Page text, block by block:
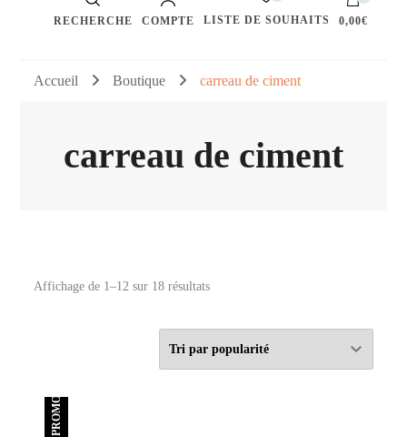
RECHERCHE COMPTE LISTE DE SOUHAITS 0,00€
Accueil Boutique carreau de ciment
carreau de ciment
Affichage de 1–12 sur 18 résultatsTrié
popularité
PROMO !